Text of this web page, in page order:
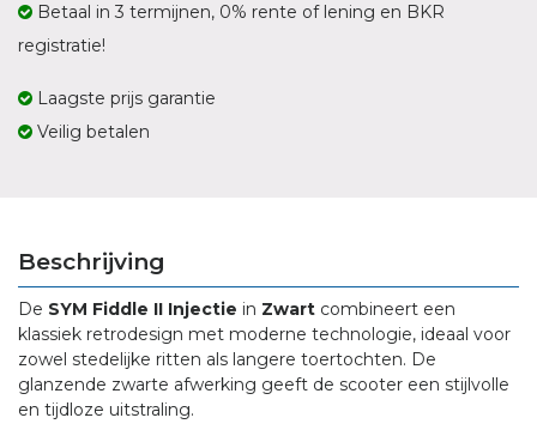
Betaal in 3 termijnen, 0% rente of lening en BKR
registratie!
Laagste prijs garantie
Veilig betalen
Beschrijving
De SYM Fiddle II Injectie in Zwart combineert een
klassiek retrodesign met moderne technologie, ideaal voor
zowel stedelijke ritten als langere toertochten. De
glanzende zwarte afwerking geeft de scooter een stijlvolle
en tijdloze uitstraling.